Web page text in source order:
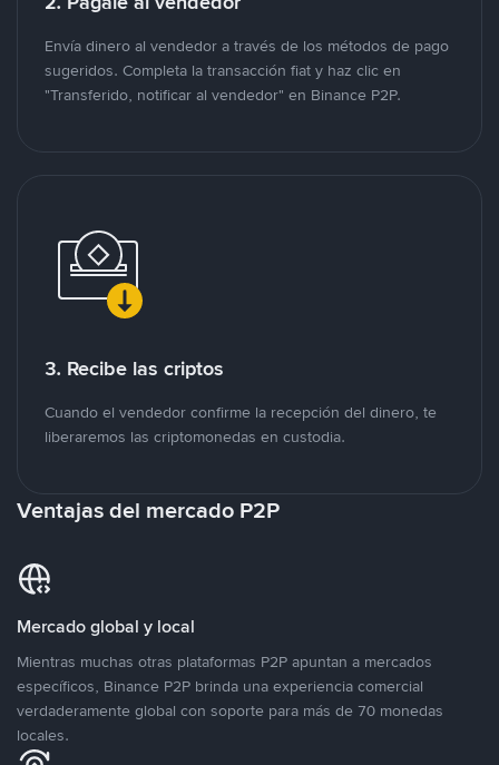
Envía dinero al vendedor a través de los métodos de pago
sugeridos. Completa la transacción fiat y haz clic en
"Transferido, notificar al vendedor" en Binance P2P.
3. Recibe las criptos
Cuando el vendedor confirme la recepción del dinero, te
liberaremos las criptomonedas en custodia.
Ventajas del mercado P2P
Mercado global y local
Mientras muchas otras plataformas P2P apuntan a mercados
específicos, Binance P2P brinda una experiencia comercial
verdaderamente global con soporte para más de 70 monedas
locales.